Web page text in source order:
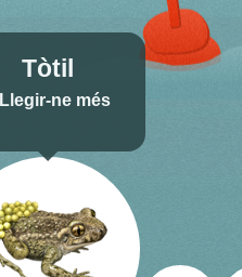
Tòtil
ne més